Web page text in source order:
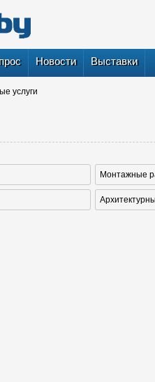
Новости Выставки
услуги
Монтажные